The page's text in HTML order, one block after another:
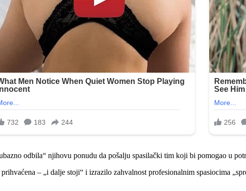
odbila“ njihovu ponudu da pošalju spasilački tim koji bi pomogao u
– „i dalje stoji“ i izrazilo zahvalnost profesionalnim spasiocima